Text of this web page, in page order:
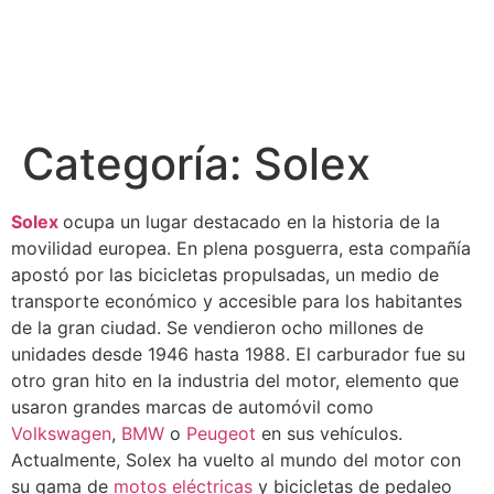
Categoría: Solex
Solex ocupa un lugar destacado en la historia de la
movilidad europea. En plena posguerra, esta compañía
apostó por las bicicletas propulsadas, un medio de
transporte económico y accesible para los habitantes
de la gran ciudad. Se vendieron ocho millones de
unidades desde 1946 hasta 1988. El carburador fue su
otro gran hito en la industria del motor, elemento que
usaron grandes marcas de automóvil como
Volkswagen, BMW o Peugeot en sus vehículos.
Actualmente, Solex ha vuelto al mundo del motor con
su gama de motos eléctricas y bicicletas de pedaleo